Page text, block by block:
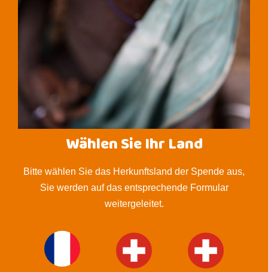
Wählen Sie Ihr Land
Bitte wählen Sie das Herkunftsland der Spende aus,
Sie werden auf das entsprechende Formular
weitergeleitet.